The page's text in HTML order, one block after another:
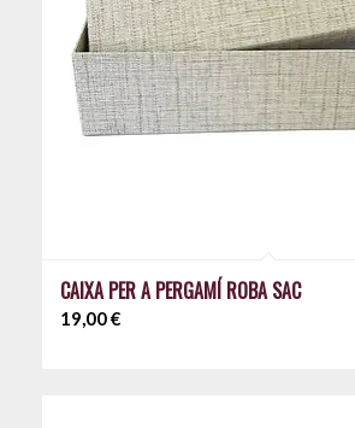
CAIXA PER A PERGAMÍ ROBA SAC
19,00€